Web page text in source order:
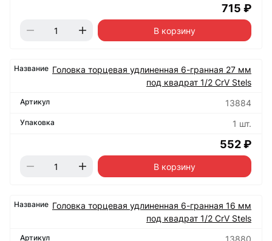
715 ₽
В корзину
Головка торцевая удлиненная 6-гранная 27 мм
под квадрат 1/2 CrV Stels
13884
1 шт.
552 ₽
В корзину
Головка торцевая удлиненная 6-гранная 16 мм
под квадрат 1/2 CrV Stels